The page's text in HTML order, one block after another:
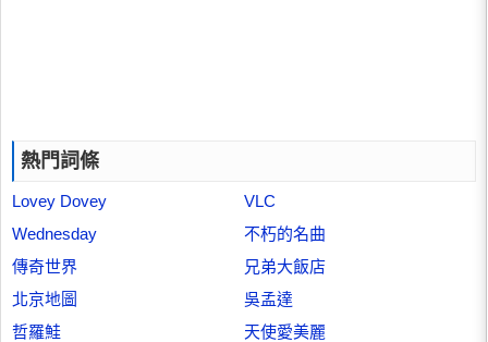
熱門詞條
Lovey Dovey
VLC
Wednesday
不朽的名曲
傳奇世界
兄弟大飯店
北京地圖
吳孟達
哲羅鮭
天使愛美麗